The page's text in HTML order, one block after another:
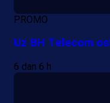
PROMO
Uz BH Telecom
6 dan 6 h